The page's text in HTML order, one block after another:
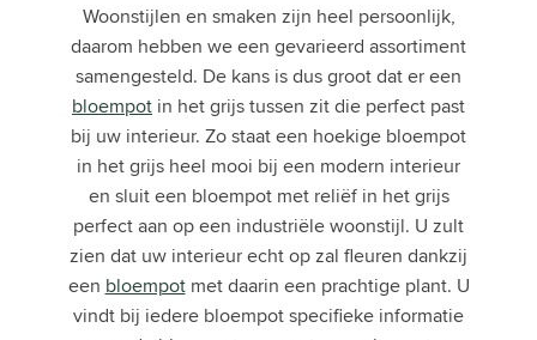
Woonstijlen en smaken zijn heel persoonlijk,
daarom hebben we een gevarieerd assortiment
samengesteld. De kans is dus groot dat er een
bloempot in het grijs tussen zit die perfect past
bij uw interieur. Zo staat een hoekige bloempot
in het grijs heel mooi bij een modern interieur
en sluit een bloempot met reliëf in het grijs
perfect aan op een industriële woonstijl. U zult
zien dat uw interieur echt op zal fleuren dankzij
een bloempotmet daarin een prachtige plant. U
vindt bij iedere bloempot specifieke informatie